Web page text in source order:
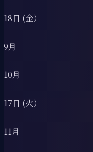
18日 (金）
9月
10月
17日 (火）
11月